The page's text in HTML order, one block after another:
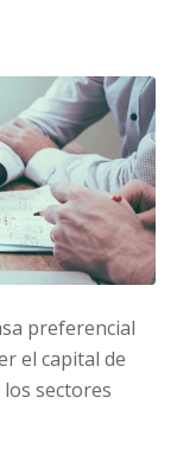
preferencial
el capital de
sectores